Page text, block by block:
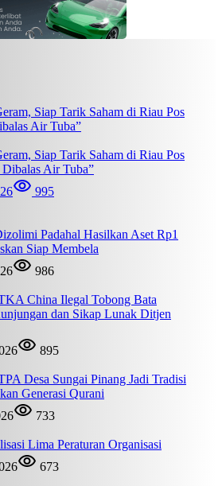
Siap Tarik Saham di Riau Pos
Air Tuba”
995
Padahal Hasilkan Aset Rp1
Siap Membela
986
China Ilegal Tobong Bata
dan Sikap Lunak Ditjen
895
Desa Sungai Pinang Jadi Tradisi
Generasi Qurani
733
Lima Peraturan Organisasi
673